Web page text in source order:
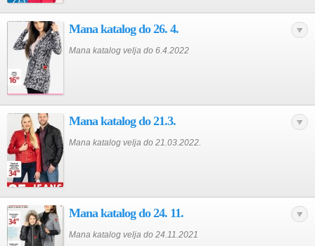
Mana katalog do 26. 4.
Mana katalog velja do 6.4.2022
Mana katalog do 21.3.
Mana katalog velja do 21.03.2022.
Mana katalog do 24. 11.
Mana katalog velja do 24.11.2021